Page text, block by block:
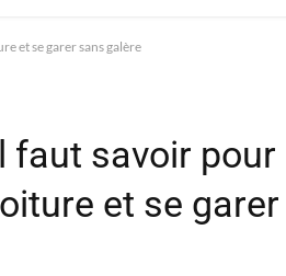
et se garer sans galère
faut savoir pour
et se garer